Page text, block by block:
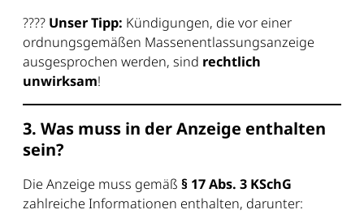
???? Unser Tipp: Kündigungen, die vor einer
ordnungsgemäßen Massenentlassungsanzeige
ausgesprochen werden, sind rechtlich
unwirksam!
3. Was muss in der Anzeige enthalten
sein?
Die Anzeige muss gemäß § 17 Abs. 3 KSchG
zahlreiche Informationen enthalten, darunter: